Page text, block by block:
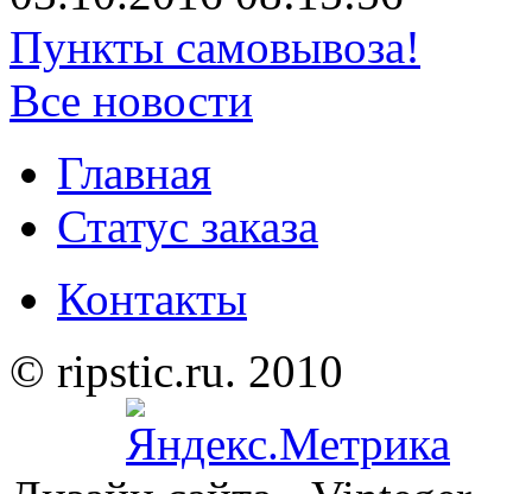
Пункты самовывоза!
Все новости
Главная
Статус заказа
Контакты
© ripstic.ru. 2010